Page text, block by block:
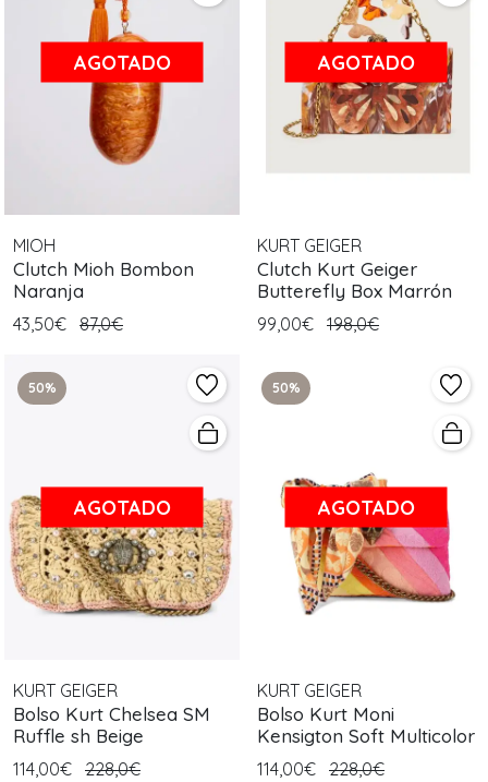
AGOTADO
MIOH
Clutch Mioh Bombon
Naranja
43,50€ 87,0€
AGOTADO
KURT GEIGER
Clutch Kurt Geiger
Butterefly Box Marrón
99,00€ 198,0€
50%
AGOTADO
KURT GEIGER
Bolso Kurt Chelsea SM
Ruffle sh Beige
114,00€ 228,0€
50%
AGOTADO
KURT GEIGER
Bolso Kurt Moni
Kensigton Soft Multicolor
114,00€ 228,0€